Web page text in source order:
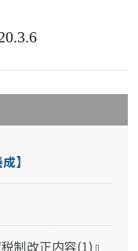
】
制改正内容(1)』